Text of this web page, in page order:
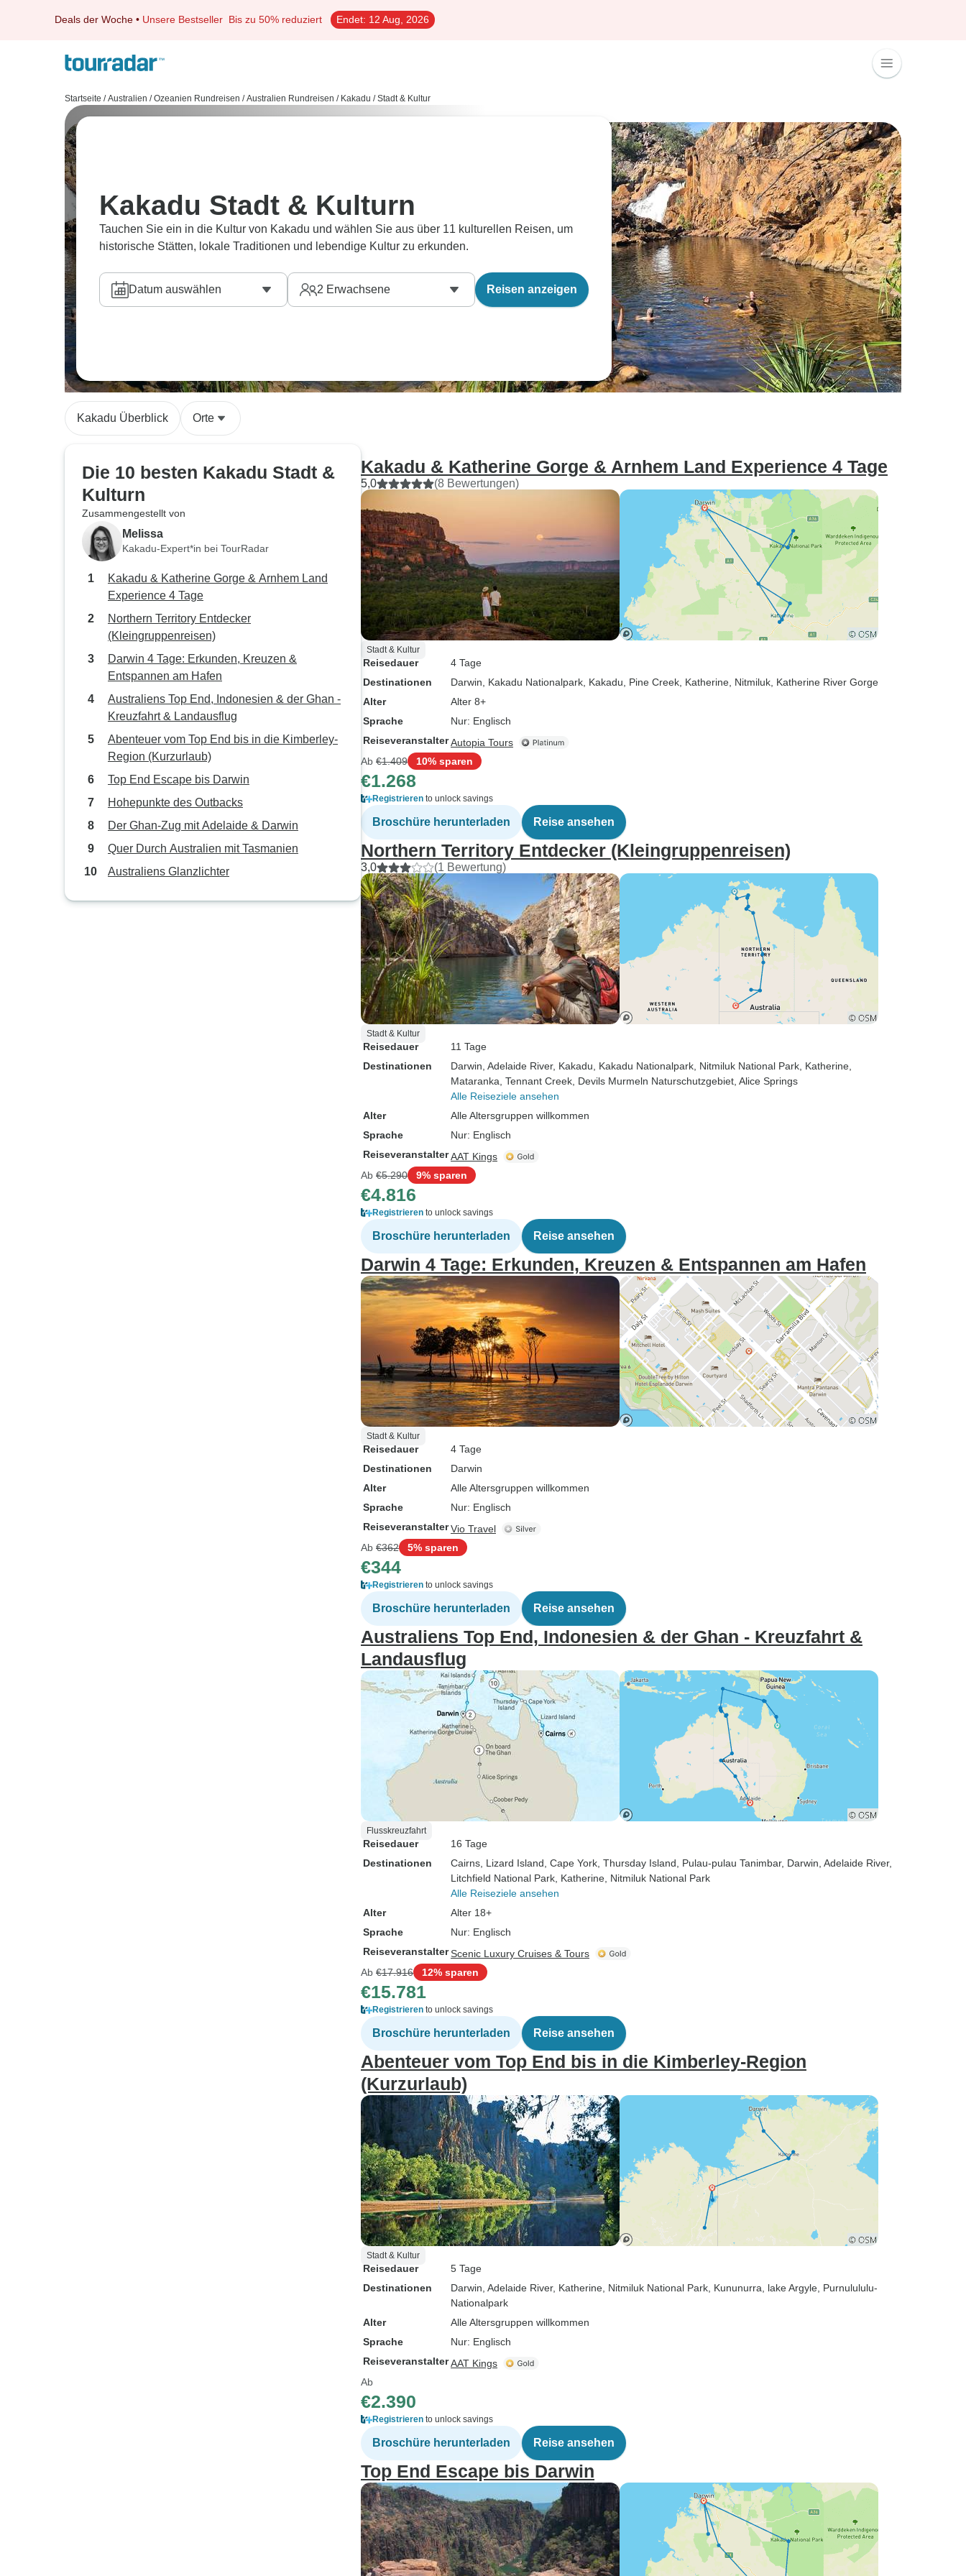
Deals der Woche • Unsere Bestseller Bis zu 50% reduziert Endet: 12 Aug, 2026
Startseite / Australien / Ozeanien Rundreisen / Australien Rundreisen / Kakadu / Stadt & Kultur
Kakadu Stadt & Kulturn
Tauchen Sie ein in die Kultur von Kakadu und wählen Sie aus über 11 kulturellen Reisen, um
historische Stätten, lokale Traditionen und lebendige Kultur zu erkunden.
Datum auswählen 2 Erwachsene Reisen anzeigen
Kakadu Überblick Orte
Die 10 besten Kakadu Stadt &
Kulturn
Zusammengestellt von
Melissa
Kakadu-Expert*in bei TourRadar
Kakadu & Katherine Gorge & Arnhem Land
Experience 4 Tage
Northern Territory Entdecker
(Kleingruppenreisen)
Darwin 4 Tage: Erkunden, Kreuzen &
Entspannen am Hafen
Australiens Top End, Indonesien & der Ghan -
Kreuzfahrt & Landausflug
Abenteuer vom Top End bis in die Kimberley-
Region (Kurzurlaub)
Top End Escape bis Darwin
Hohepunkte des Outbacks
Der Ghan-Zug mit Adelaide & Darwin
Quer Durch Australien mit Tasmanien
Australiens Glanzlichter
Kakadu & Katherine Gorge & Arnhem Land Experience 4 Tage
5,0 (8 Bewertungen)
Stadt & Kultur
Reisedauer
4 Tage
Destinationen
Darwin , Kakadu Nationalpark , Kakadu , Pine Creek , Katherine , Nitmiluk , Katherine River Gorge
Alter
Alter 8+
Sprache
Nur: Englisch
ReiseveranstalterAutopia Tours
Ab €1.409 10% sparen
€1.268
Registrieren to unlock savings
Broschüre herunterladen Reise ansehen
Northern Territory Entdecker (Kleingruppenreisen)
3,0 (1 Bewertung)
Stadt & Kultur
Reisedauer
11 Tage
Destinationen
Darwin , Adelaide River, Kakadu , Kakadu Nationalpark , Nitmiluk National Park , Katherine
Mataranka , Tennant Creek , Devils Murmeln Naturschutzgebiet , Alice Springs
Alle Reiseziele ansehen
Alter
Alle Altersgruppen willkommen
Sprache
Nur: Englisch
ReiseveranstalterAAT Kings
Ab €5.290 9% sparen
€4.816
Registrieren to unlock savings
Broschüre herunterladen Reise ansehen
Darwin 4 Tage: Erkunden, Kreuzen & Entspannen am Hafen
Stadt & Kultur
Reisedauer
4 Tage
Destinationen
Darwin
Alter
Alle Altersgruppen willkommen
Sprache
Nur: Englisch
ReiseveranstalterVio Travel
Ab €362 5% sparen
€344
Registrieren to unlock savings
Broschüre herunterladen Reise ansehen
Australiens Top End, Indonesien & der Ghan - Kreuzfahrt &
Landausflug
Flusskreuzfahrt
Reisedauer
16 Tage
Destinationen
Cairns , Lizard Island , Cape York , Thursday Island , Pulau-pulau Tanimbar, Darwin , Adelaide River,
Litchfield National Park , Katherine , Nitmiluk National Park
Alle Reiseziele ansehen
Alter
Alter 18+
Sprache
Nur: Englisch
ReiseveranstalterScenic Luxury Cruises & Tours
Ab €17.916 12% sparen
€15.781
Registrieren to unlock savings
Broschüre herunterladen Reise ansehen
Abenteuer vom Top End bis in die Kimberley-Region
(Kurzurlaub)
Stadt & Kultur
Reisedauer
5 Tage
Destinationen
Darwin , Adelaide River, Katherine , Nitmiluk National Park , Kununurra , lake Argyle , Purnulululu-
Nationalpark
Alter
Alle Altersgruppen willkommen
Sprache
Nur: Englisch
ReiseveranstalterAAT Kings
Ab
€2.390
Registrieren to unlock savings
Broschüre herunterladen Reise ansehen
Top End Escape bis Darwin